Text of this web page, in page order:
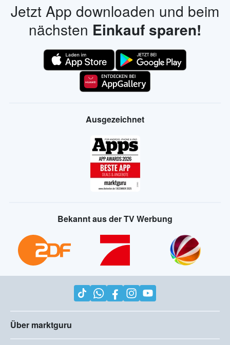
Jetzt App downloaden und beim
nächsten Einkauf sparen!
Ausgezeichnet
Bekannt aus der TV Werbung
Über marktguru